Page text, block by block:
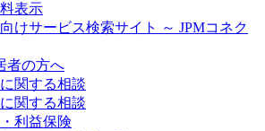
表示
けサービス検索サイト ～ JPMコネク
者の方へ
関する相談
関する相談
利益保険